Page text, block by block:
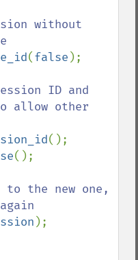
without
(false );
ID and
allow other
();
();
the new one,
);